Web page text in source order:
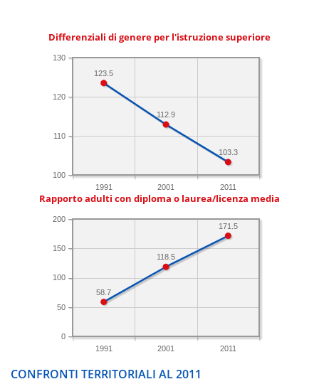
Differenziali di genere per l'istruzione superiore
1991 2001 2011
100
110
120
130
103.3
112.9
123.5
Rapporto adulti con diploma o laurea/licenza media
1991 2001 2011
0
50
100
150
200
171.5
118.5
58.7
CONFRONTI TERRITORIALI AL 2011